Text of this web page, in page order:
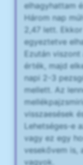
elhagyhattam
Három nap
2,47 lett.
egyeztetve
Ezután
érték, majd
napi 2-3
mellett. Az
visszaesések
Lehetséges-e
vagy ez egy
vesekővem is,
vagyok.